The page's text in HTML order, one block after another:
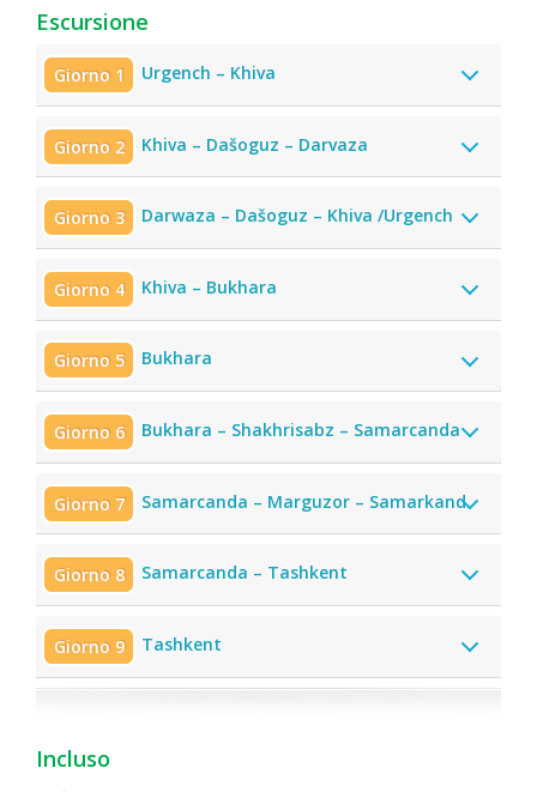
Escursione
Giorno 1 Urgench – Khiva
Giorno 2 Khiva – Dašoguz – Darvaza
Giorno 3 Darwaza – Dašoguz – Khiva /Urgench
Giorno 4 Khiva – Bukhara
Giorno 5 Bukhara
Giorno 6 Bukhara – Shakhrisabz – Samarcanda
Giorno 7 Samarcanda – Marguzor – Samarkand
Giorno 8 Samarcanda – Tashkent
Giorno 9 Tashkent
Incluso